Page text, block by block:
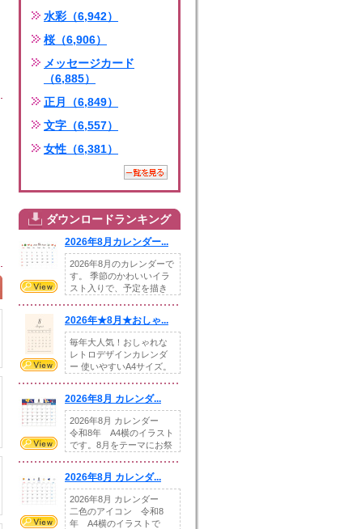
水彩（6,942）
桜（6,906）
メッセージカード
（6,885）
正月（6,849）
文字（6,557）
女性（6,381）
ダウンロードランキング
2026年8月カレンダー...
2026年8月のカレンダーで
す。 季節のかわいいイラ
スト入りで、予定を描き
2026年★8月★おしゃ...
毎年大人気！おしゃれな
レトロデザインカレンダ
ー 使いやすいA4サイズ。
2026年8月 カレンダ...
2026年8月 カレンダー
令和8年 A4横のイラスト
です。8月をテーマにお祭
2026年8月 カレンダ...
2026年8月 カレンダー
二色のアイコン 令和8
年 A4横のイラストで